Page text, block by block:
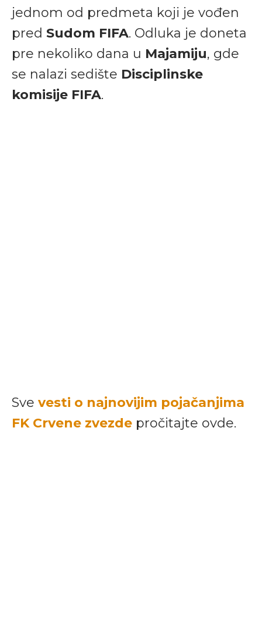
jednom od predmeta koji je vođen
pred Sudom FIFA. Odluka je doneta
pre nekoliko dana u Majamiju, gde
se nalazi sedište Disciplinske
komisije FIFA.
Sve vesti o najnovijim pojačanjima
FK Crvene zvezde pročitajte ovde.